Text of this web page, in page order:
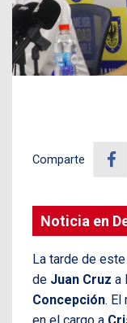
Comparte
Noticia en
La tarde de
de Juan Cruz a
Concepción. El
en el cargo a